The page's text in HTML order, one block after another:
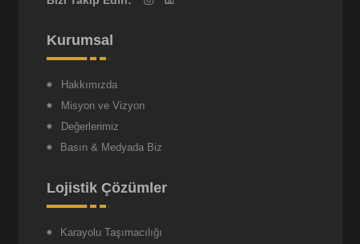
Kurumsal
Hakkımızda
Misyon ve Vizyon
Değerlerimiz
Basın & Medyada Biz
Lojistik Çözümler
Karayolu Taşımacılığı